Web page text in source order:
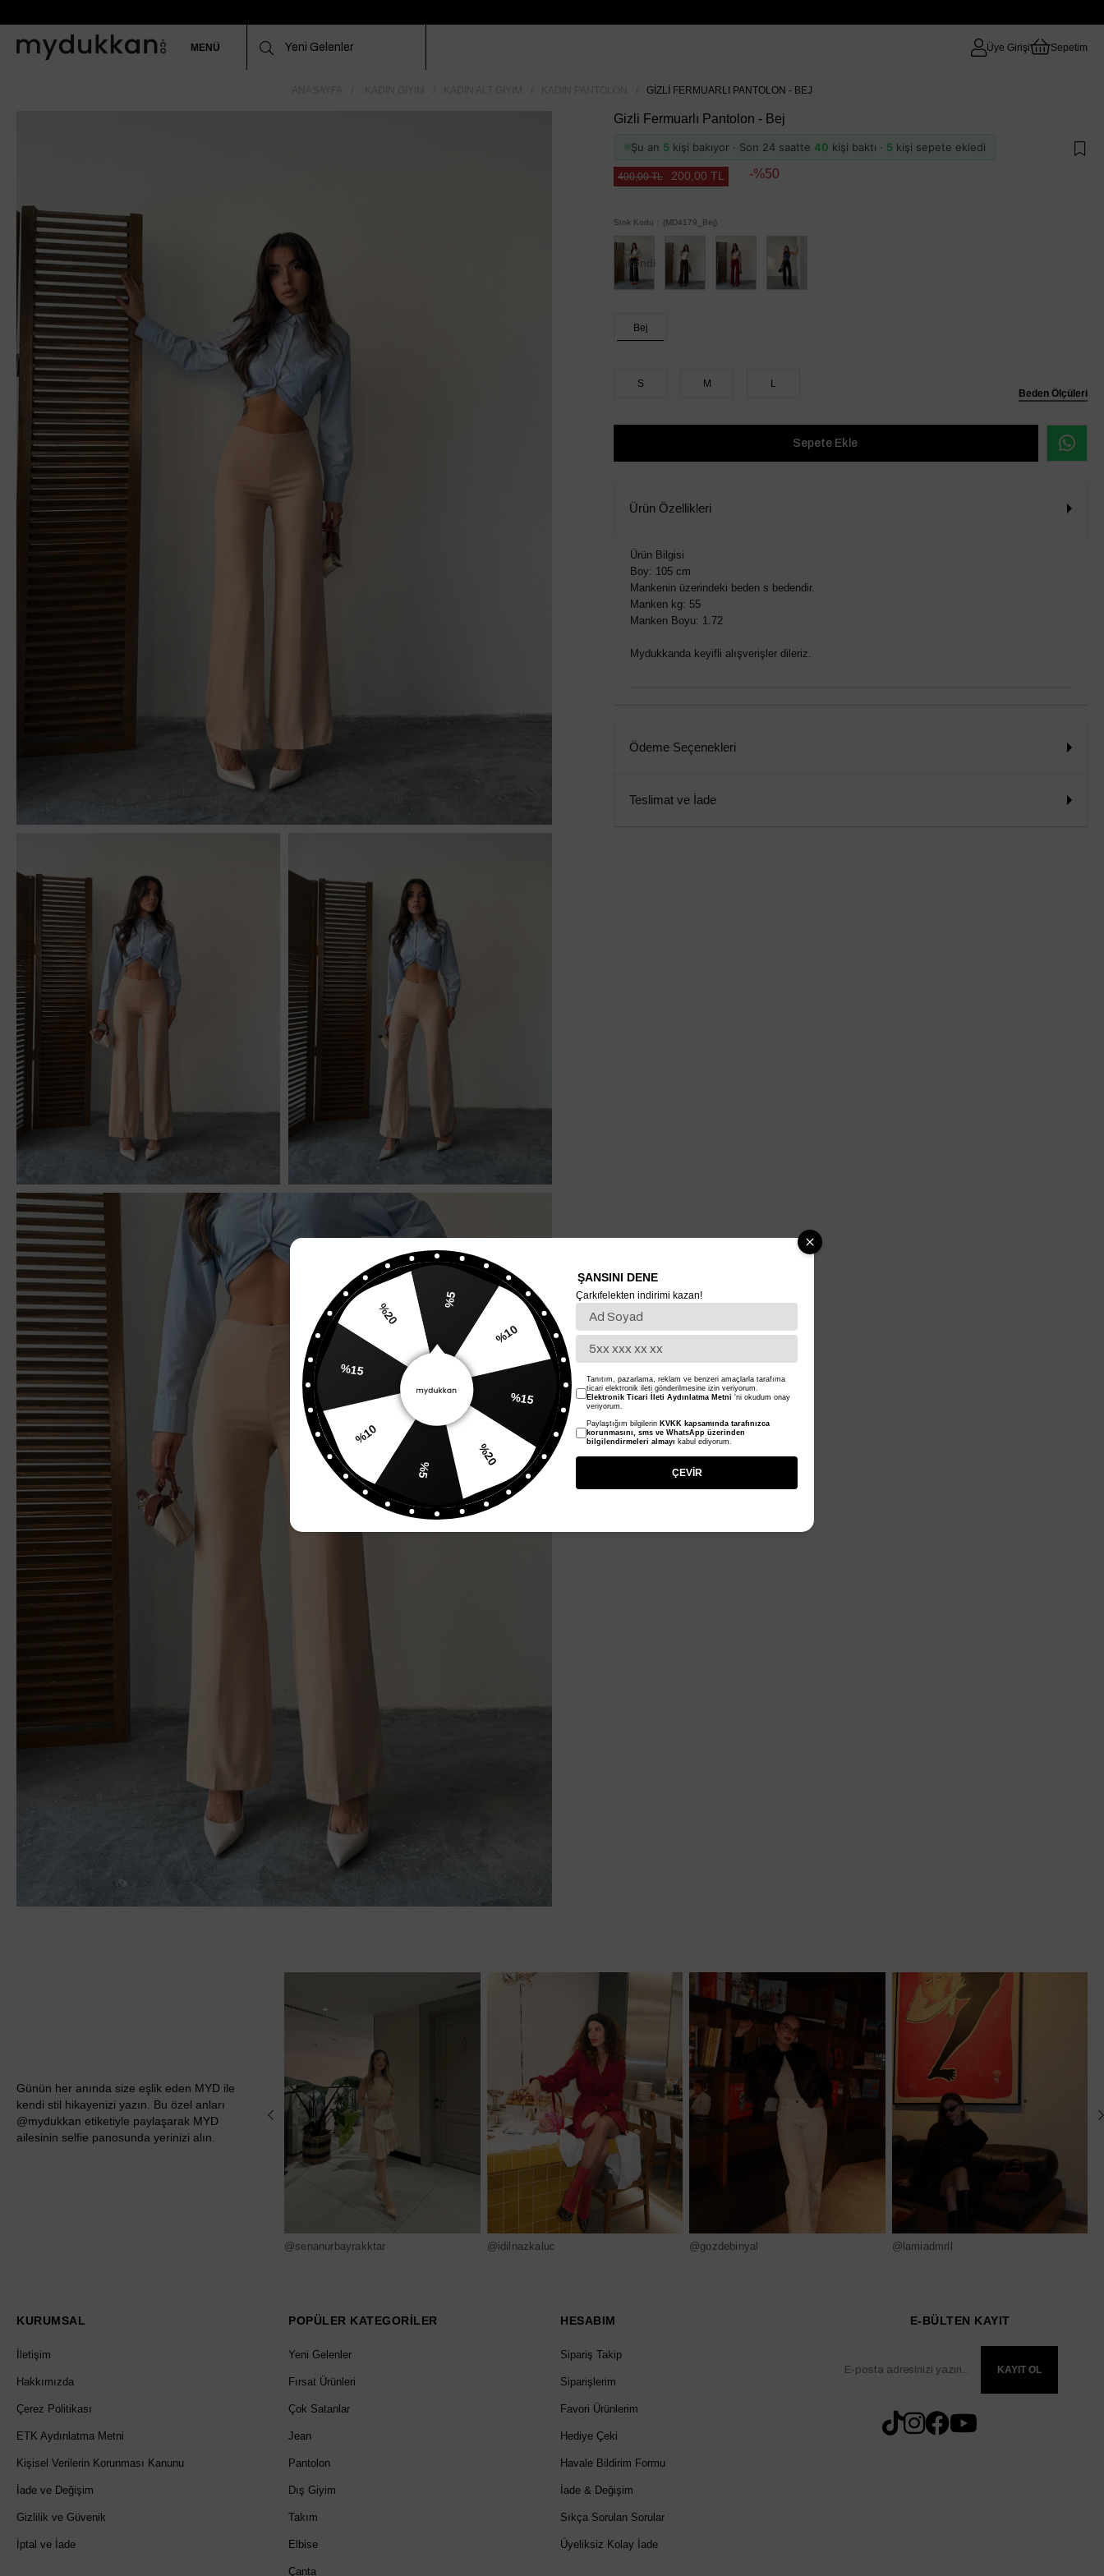
MENÜ Üye Girişi Sepetim
GIZLI FERMUARLI PANTOLON - BEJ
Gizli Fermuarlı Pantolon - Bej
Şu an 5 kişi bakıyor · Son 24 saatte 40 kişi baktı · 5 kişi sepete ekledi
400,00 TL 200,00 TL 50
Stok Kodu (MD4179_Bej)
Tükendi
Beden Ölçüleri
Bej
S M L
Ürün Özellikleri
Ürün Bilgisi
Boy: 105 cm
Mankenin üzerindeki beden s bedendir.
Manken kg: 55
Manken Boyu: 1.72
Mydukkanda keyifli alışverişler dileriz.
Ödeme Seçenekleri
Teslimat ve İade
Günün her anında size eşlik eden MYD ile
kendi stil hikayenizi yazın. Bu özel anları
@mydukkan etiketiyle paylaşarak MYD
ailesinin selfie panosunda yerinizi alın.
@senanurbayrakktar @idilnazkaluc @gozdebinyal @lamiadmrll
KURUMSAL
İletişim
Hakkımızda
Çerez Politikası
ETK Aydınlatma Metni
Kişisel Verilerin Korunması Kanunu
İade ve Değişim
Gizlilik ve Güvenik
İptal ve İade
POPÜLER KATEGORİLER
Yeni Gelenler
Fırsat Ürünleri
Çok Satanlar
Jean
Pantolon
Dış Giyim
Takım
Elbise
Çanta
HESABIM
Sipariş Takip
Siparişlerim
Favori Ürünlerim
Hediye Çeki
Havale Bildirim Formu
İade & Değişim
Sıkça Sorulan Sorular
Üyeliksiz Kolay İade
E-BÜLTEN KAYIT
KAYIT OL
%5
%10
%15
%20
%5
%10
%20
ŞANSINI DENE
Çarkıfelekten indirimi kazan!
Tanıtım, pazarlama, reklam ve benzeri amaçlarla tarafıma
ticari elektronik ileti gönderilmesine izin veriyorum.
Elektronik Ticari İleti Aydınlatma Metni 'ni okudum onay
veriyorum.
Paylaştığım bilgilerin KVKK kapsamında tarafınızca
korunmasını, sms ve WhatsApp üzerinden
bilgilendirmeleri almayı kabul ediyorum.
ÇEVİR